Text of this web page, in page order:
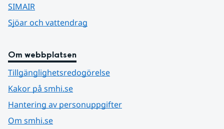
SIMAIR
Sjöar och vattendrag
Om webbplatsen
Tillgänglighetsredogörelse
Kakor på smhi.se
Hantering av personuppgifter
Om smhi.se